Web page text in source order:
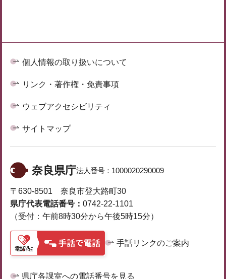
個人情報の取り扱いについて
リンク・著作権・免責事項
ウェブアクセシビリティ
サイトマップ
奈良県庁法人番号： 1000020290009
〒630-8501 奈良市登大路町30
県庁代表電話番号： 0742-22-1101
（受付：午前8時30分から午後5時15分）
手話リンクのご案内
県庁各課室への電話番号を見る